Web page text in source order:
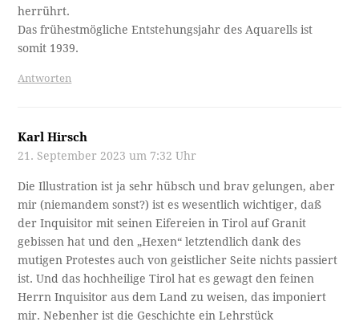
herrührt.
Das frühestmögliche Entstehungsjahr des Aquarells ist
somit 1939.
Antworten
Karl Hirsch
21. September 2023 um 7:32 Uhr
Die Illustration ist ja sehr hübsch und brav gelungen, aber
mir (niemandem sonst?) ist es wesentlich wichtiger, daß
der Inquisitor mit seinen Eifereien in Tirol auf Granit
gebissen hat und den „Hexen“ letztendlich dank des
mutigen Protestes auch von geistlicher Seite nichts passiert
ist. Und das hochheilige Tirol hat es gewagt den feinen
Herrn Inquisitor aus dem Land zu weisen, das imponiert
mir. Nebenher ist die Geschichte ein Lehrstück